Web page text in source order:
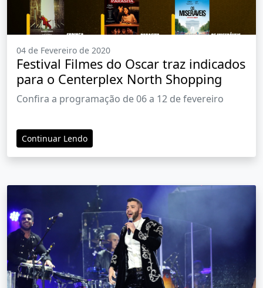
04 de Fevereiro de 2020
Festival Filmes do Oscar traz indicados
para o Centerplex North Shopping
Confira a programação de 06 a 12 de fevereiro
Continuar Lendo